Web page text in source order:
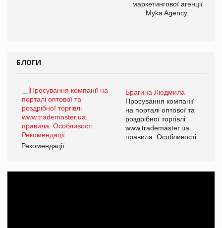
маркетингової агенції
Myka Agency.
БЛОГИ
Брагина Людмила
Просування компанії
на порталі оптової та
роздрібної торгівлі
www.trademaster.ua.
правила. Особливості.
Рекомендації